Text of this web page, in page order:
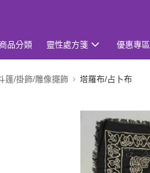
品分類 靈性處方箋 優惠專區
篷/掛飾/雕像擺飾 塔羅布/占卜布